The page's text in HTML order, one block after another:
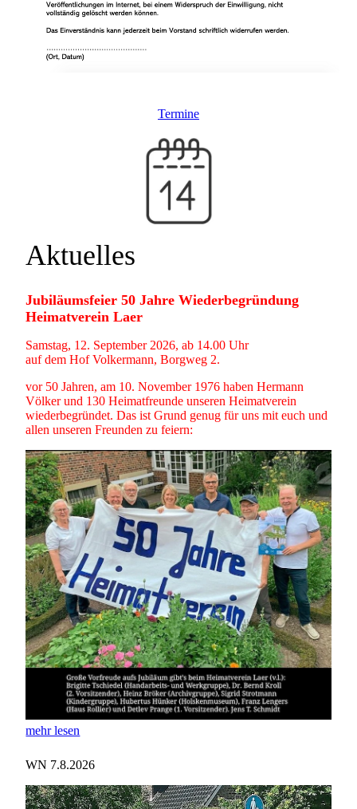
Termine
Aktuelles
Jubiläumsfeier 50 Jahre Wiederbegründung
Heimatverein Laer
Samstag, 12. September 2026, ab 14.00 Uhr
auf dem Hof Volkermann, Borgweg 2.
vor 50 Jahren, am 10. November 1976 haben Hermann
Völker und 130 Heimatfreunde unseren Heimatverein
wiederbegründet. Das ist Grund genug für uns mit euch und
allen unseren Freunden zu feiern:
mehr lesen
WN 7.8.2026